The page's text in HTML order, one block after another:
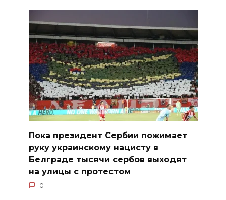
Пока президент Сербии пожимает
руку украинскому нацисту в
Белграде тысячи сербов выходят
на улицы с протестом
0